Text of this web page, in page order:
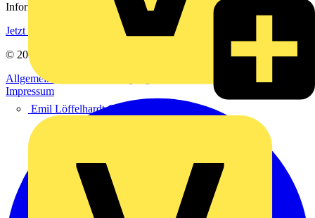
Emil Löffelhardt GmbH & Co. KG
Informationen aus der Elektroindustrie.
Jetzt registrieren
© 2002-
Allgemeine Geschäftsbedingungen
Impressum